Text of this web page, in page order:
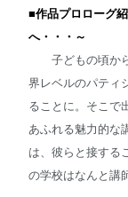
■作品プロローグ
へ・・・～
子どもの頃から
界レベルのパティ
ることに。そこで
あふれる魅力的な
は、彼らと接する
の学校はなんと講